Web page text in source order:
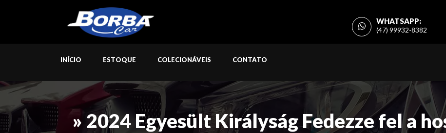
WHATSAPP:
(47) 99932-8382
INÍCIO ESTOQUE COLECIONÁVEIS CONTATO
» 2024 Egyesült Királyság Fedezze fel a